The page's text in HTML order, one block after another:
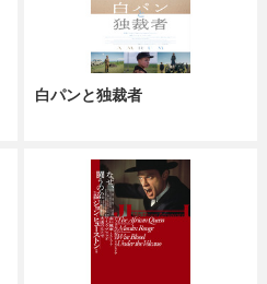
白パンと独裁者